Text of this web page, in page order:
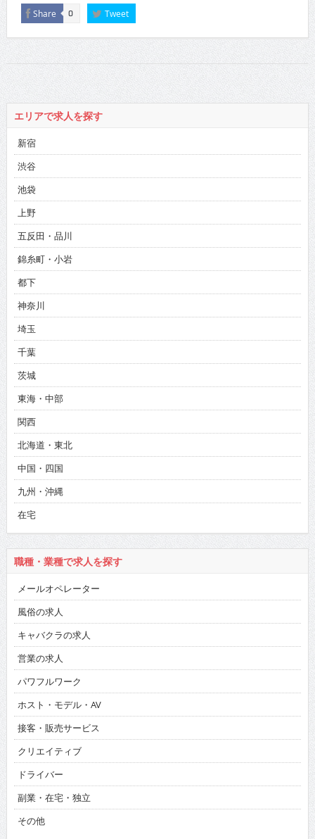
Share 0 Tweet
エリアで求人を探す
新宿
渋谷
池袋
上野
五反田・品川
錦糸町・小岩
都下
神奈川
埼玉
千葉
茨城
東海・中部
関西
北海道・東北
中国・四国
九州・沖縄
在宅
職種・業種で求人を探す
メールオペレーター
風俗の求人
キャバクラの求人
営業の求人
パワフルワーク
ホスト・モデル・AV
接客・販売サービス
クリエイティブ
ドライバー
副業・在宅・独立
その他